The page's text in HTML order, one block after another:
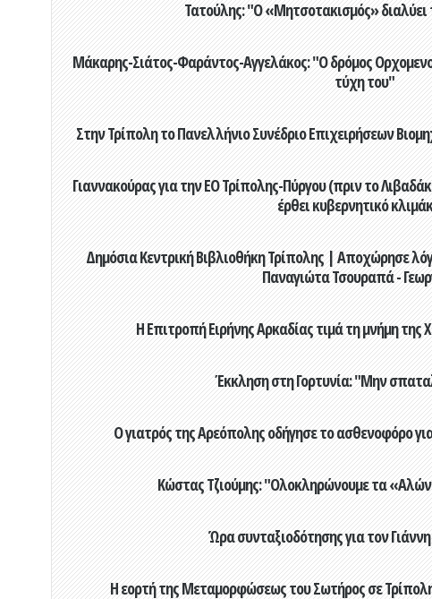
Τατούλης: "Ο «Μητσοτακισμός» διαλύει
Μάκαρης-Σιάτος-Φαράντος-Αγγελάκος: "Ο δρόμος
τύχη του"
Στην Τρίπολη το Πανελλήνιο Συνέδριο Επιχειρήσεων
Γιαννακούρας για την EO Τρίπολης-Πύργου (πριν το
έρθει κυβερνητικό
Δημόσια Κεντρική Βιβλιοθήκη Τρίπολης | Αποχώρησε
Παναγιώτα Τσουραπά -
Η Επιτροπή Ειρήνης Αρκαδίας τιμά τη μνήμη της
Έκκληση στη Γορτυνία: "Μην
Ο γιατρός της Αρεόπολης οδήγησε το ασθενοφόρο
Κώστας Τζιούμης: "Ολοκληρώνουμε τα
Ώρα συνταξιοδότησης για τον
Η εορτή της Μεταμορφώσεως του Σωτήρος σε